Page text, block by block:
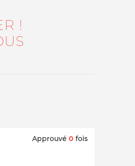
!
Approuvé 0 fois